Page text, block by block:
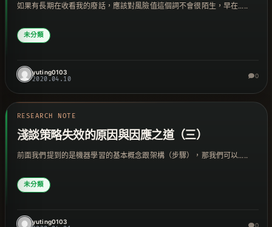
如果有長期在收看我的廢話，應該對風險值這個詞不會很陌生，早在.....
未分類
yuting0103
2020.04.10
0
RESEARCH NOTE
淺談策略失效的原因與因應之道（三）
前面我們提到的是機器學習的基本概念跟架構（步驟），那我們可以.....
未分類
yuting0103
0